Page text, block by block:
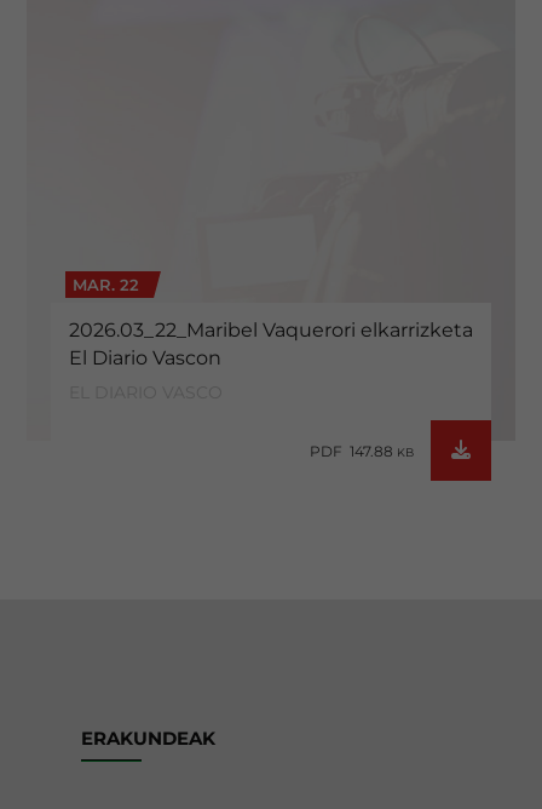
MAR. 22
2026.03_22_Maribel Vaquerori elkarrizketa
El Diario Vascon
PDF 147.88 KB
ERAKUNDEAK